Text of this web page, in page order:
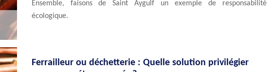
Ensemble, faisons de Saint Aygulf un exemple de responsabilité
écologique.
Ferrailleur ou déchetterie : Quelle solution privilégier